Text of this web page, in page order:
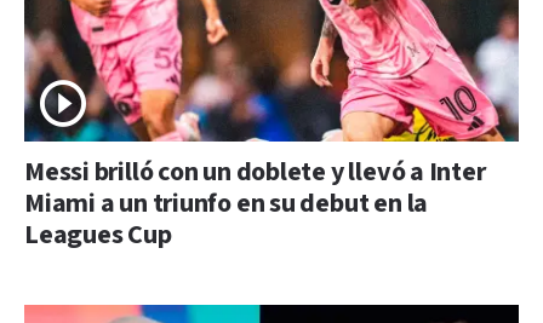
Messi brilló con un doblete y llevó a Inter
Miami a un triunfo en su debut en la
Leagues Cup